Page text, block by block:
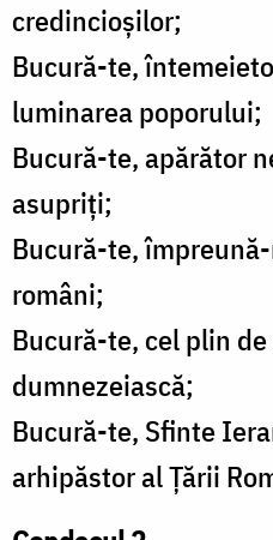
credincioșilor;
Bucură-te,
luminarea poporului;
Bucură-te, apărător
asupriți;
Bucură-te,
români;
Bucură-te, cel plin
dumnezeiască;
Bucură-te, Sfinte
arhipăstor al Țării